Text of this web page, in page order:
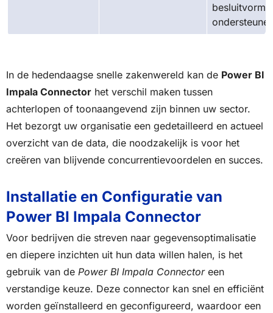
In de hedendaagse snelle zakenwereld kan de Power BI
Impala Connector het verschil maken tussen
achterlopen of toonaangevend zijn binnen uw sector.
Het bezorgt uw organisatie een gedetailleerd en actueel
overzicht van de data, die noodzakelijk is voor het
creëren van blijvende concurrentievoordelen en succes.
Installatie en Configuratie van
Power BI Impala Connector
Voor bedrijven die streven naar gegevensoptimalisatie
en diepere inzichten uit hun data willen halen, is het
gebruik van de Power BI Impala Connectoreen
verstandige keuze. Deze connector kan snel en efficiënt
worden geïnstalleerd en geconfigureerd, waardoor een